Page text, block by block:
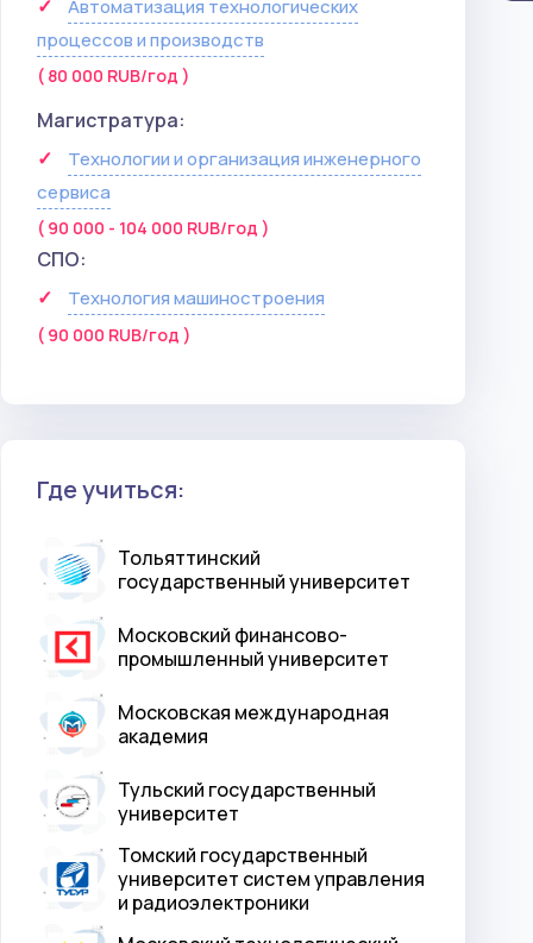
Автоматизация технологических
процессов и производств
( 80 000 RUB/год )
Магистратура:
Технологии и организация инженерного
сервиса
( 90 000 - 104 000 RUB/год )
СПО:
Технология машиностроения
( 90 000 RUB/год )
Где учиться:
Тольяттинский
государственный университет
Московский финансово-
промышленный университет
Московская международная
академия
Тульский государственный
университет
Томский государственный
университет систем управления
и радиоэлектроники